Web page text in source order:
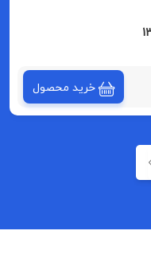
خرید محصول